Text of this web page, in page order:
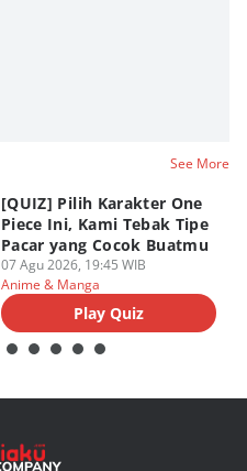
See More
[QUIZ] Pilih Karakter One
Piece Ini, Kami Tebak Tipe
Pacar yang Cocok Buatmu
07 Agu 2026, 19:45 WIB
Anime & Manga
Play Quiz